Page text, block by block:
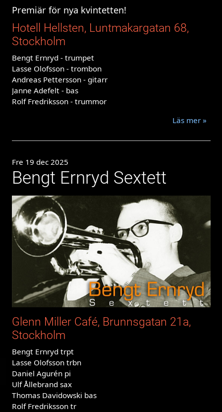
Premiär för nya kvintetten!
Hotell Hellsten, Luntmakargatan 68,
Stockholm
Bengt Ernryd - trumpet
Lasse Olofsson - trombon
Andreas Pettersson - gitarr
Janne Adefelt - bas
Rolf Fredriksson - trummor
Läs mer »
Fre 19 dec 2025
Bengt Ernryd Sextett
Glenn Miller Café, Brunnsgatan 21a,
Stockholm
Bengt Ernryd trpt
Lasse Olofsson trbn
Daniel Agurén pi
Ulf Ållebrand sax
Thomas Davidowski bas
Rolf Fredriksson tr